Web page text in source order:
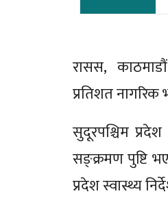
रासस,
प्रतिशत नागरिक
सुदूरपश्चिम
सङ्क्रमण पुष्टि
प्रदेश स्वास्थ्य